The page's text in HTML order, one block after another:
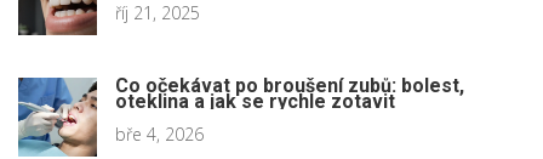
říj 21, 2025
Co očekávat po broušení zubů: bolest,
oteklina a jak se rychle zotavit
bře 4, 2026